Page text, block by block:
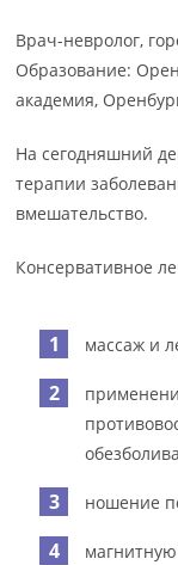
Врач-невролог,
Образование:
академия,
На сегодняшний
терапии
вмешательство.
Консервативное
массаж и
ношение